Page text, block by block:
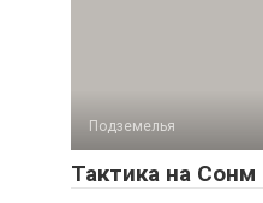
Подземелья
Тактика на